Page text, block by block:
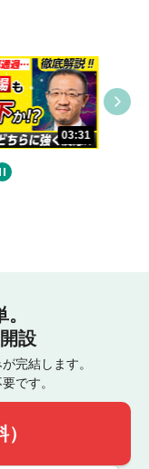
03:31
設
完結します。
です。